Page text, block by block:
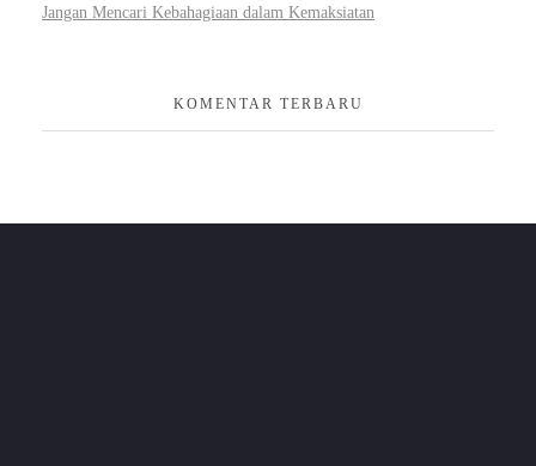
Jangan Mencari Kebahagiaan dalam Kemaksiatan
KOMENTAR TERBARU